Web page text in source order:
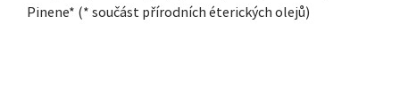
Pinene* (* součást přírodních éterických olejů)